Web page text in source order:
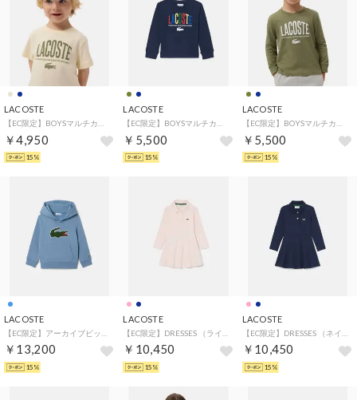
LACOSTE
￥4,950
15%
LACOSTE
￥5,500
15%
LACOSTE
￥5,500
15%
LACOSTE
￥13,200
15%
LACOSTE
￥10,450
15%
LACOSTE
￥10,450
15%